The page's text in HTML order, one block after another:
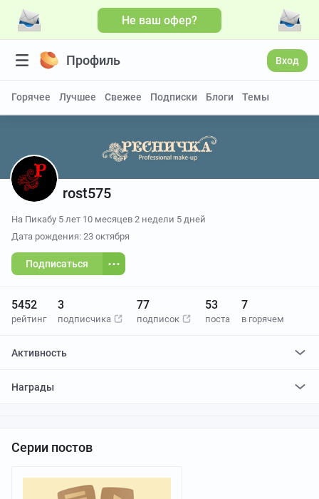
Не ваш офер?
Профиль Вход
Горячее Лучшее Свежее Подписки Блоги Темы
rost575
На Пикабу 5 лет 10 месяцев 2 недели 5 дней
Дата рождения: 23 октября
Подписаться
5452
рейтинг
3
подписчика
77
подписок
53
поста
7
в горячем
Активность
отредактировал
Награды
Серии постов
Больше видео